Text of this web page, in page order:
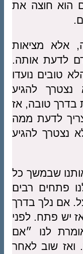
הוא חוצה את
אלא מציאות
לדעת אותה.
טובים נועדו
נצטרך להגיע
בדרך טובה, אז
לדעת ממה
נצטרך להגיע
שבמשך כל
פתחים רבים
אם נלך בדרך
יש פתח. לפני
לנו ״אם
ואז שוב לאחר